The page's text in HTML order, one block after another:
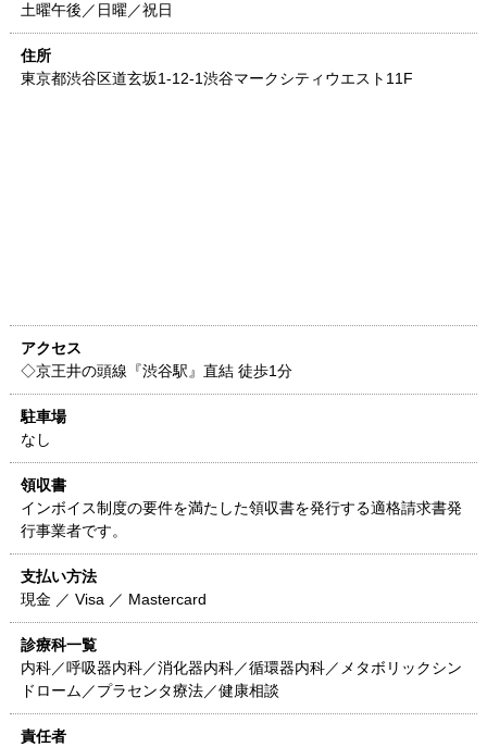
土曜午後／日曜／祝日
住所
東京都渋谷区道玄坂1-12-1渋谷マークシティウエスト11F
アクセス
◇京王井の頭線『渋谷駅』直結 徒歩1分
駐車場
なし
領収書
インボイス制度の要件を満たした領収書を発行する適格請求書発
行事業者です。
支払い方法
現金 ／ Visa ／ Mastercard
診療科一覧
内科／呼吸器内科／消化器内科／循環器内科／メタボリックシン
ドローム／プラセンタ療法／健康相談
責任者